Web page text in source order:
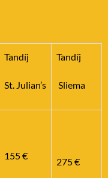
Tandíj
St. Julian’s
Tandíj
Sliema
155 €
275 €